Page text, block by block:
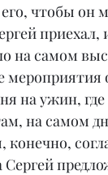
чтобы он
приехал,
на самом
мероприятия
на ужин,
на самом
Сергей